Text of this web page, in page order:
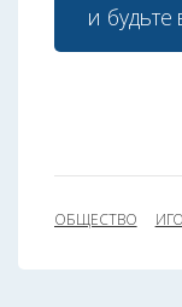
и будьте
ОБЩЕСТВО